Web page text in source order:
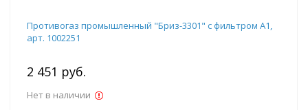
Противогаз промышленный "Бриз-3301" с фильтром А1,
арт. 1002251
2 451 руб.
Нет в наличии